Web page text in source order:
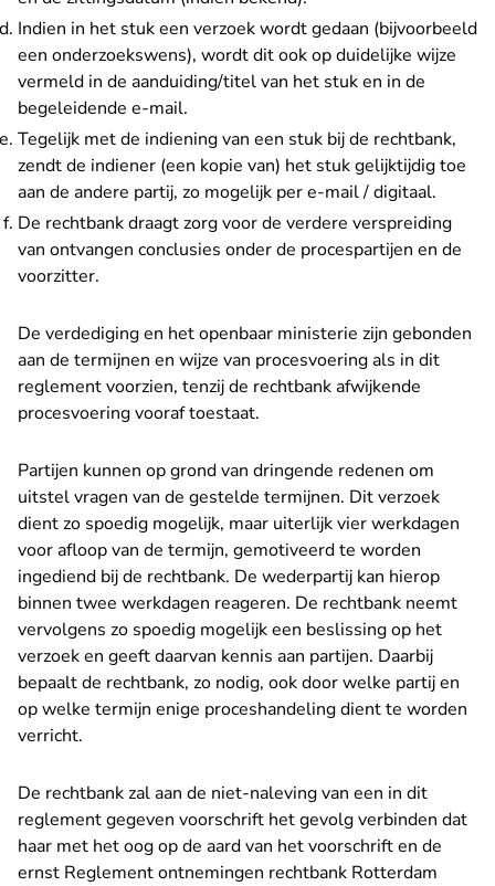
Indien in het stuk een verzoek wordt gedaan (bijvoorbeeld
een onderzoekswens), wordt dit ook op duidelijke wijze
vermeld in de aanduiding/titel van het stuk en in de
begeleidende e-mail.
Tegelijk met de indiening van een stuk bij de rechtbank,
zendt de indiener (een kopie van) het stuk gelijktijdig toe
aan de andere partij, zo mogelijk per e-mail / digitaal.
De rechtbank draagt zorg voor de verdere verspreiding
van ontvangen conclusies onder de procespartijen en de
voorzitter.
De verdediging en het openbaar ministerie zijn gebonden
aan de termijnen en wijze van procesvoering als in dit
reglement voorzien, tenzij de rechtbank afwijkende
procesvoering vooraf toestaat.
Partijen kunnen op grond van dringende redenen om
uitstel vragen van de gestelde termijnen. Dit verzoek
dient zo spoedig mogelijk, maar uiterlijk vier werkdagen
voor afloop van de termijn, gemotiveerd te worden
ingediend bij de rechtbank. De wederpartij kan hierop
binnen twee werkdagen reageren. De rechtbank neemt
vervolgens zo spoedig mogelijk een beslissing op het
verzoek en geeft daarvan kennis aan partijen. Daarbij
bepaalt de rechtbank, zo nodig, ook door welke partij en
op welke termijn enige proceshandeling dient te worden
verricht.
De rechtbank zal aan de niet-naleving van een in dit
reglement gegeven voorschrift het gevolg verbinden dat
haar met het oog op de aard van het voorschrift en de
ernst Reglement ontnemingen rechtbank Rotterdam